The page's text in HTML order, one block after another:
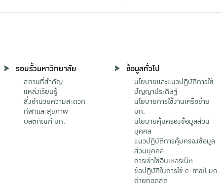
รอบรั้วมหาวิทยาลัย
สถานที่สำคัญ
แหล่งเรียนรู้
สิ่งอำนวยความสะดวก
กีฬาและสุขภาพ
ผลิตภัณฑ์ มก.
ข้อมูลทั่วไป
นโยบายและแนวปฏิบัติการใช้
ปัญญาประดิษฐ์
นโยบายการใช้งานเครือข่าย
มก.
นโยบายคุ้มครองข้อมูลส่วน
บุคคล
แนวปฏิบัติการคุ้มครองข้อมูล
ส่วนบุคคล
การเข้าใช้อินเตอร์เน็ต
ข้อปฏิบัติในการใช้ e-mail มก.
ถ่ายทอดสด